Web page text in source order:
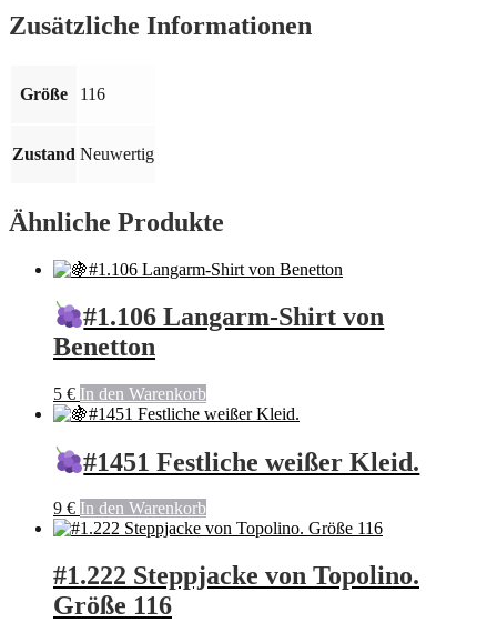
Menge
Zusätzliche Informationen
Größe 116
Zustand Neuwertig
Ähnliche Produkte
#1.106 Langarm-Shirt von
Benetton
5 € In den Warenkorb
#1451 Festliche weißer Kleid.
9 € In den Warenkorb
#1.222 Steppjacke von Topolino.
Größe 116